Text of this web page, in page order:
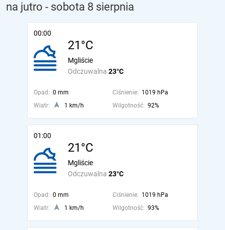
na jutro - sobota 8 sierpnia
00:00
21°C
Odczuwalna 23°C
Mgliście
Opad: 0 mm Ciśnienie: 1019 hPa
Wiatr:
1 km/h Wilgotność: 92%
01:00
21°C
Odczuwalna 23°C
Mgliście
Opad: 0 mm Ciśnienie: 1019 hPa
Wiatr:
1 km/h Wilgotność: 93%